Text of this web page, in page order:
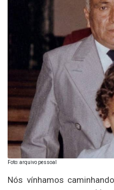
Foto: arquivo pessoal
Nós vínhamos